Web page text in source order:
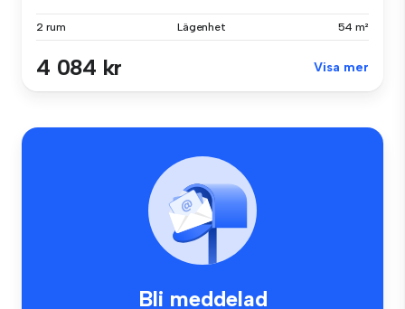
2 rum Lägenhet 54 m²
4 084 kr Visa mer
Bli meddelad